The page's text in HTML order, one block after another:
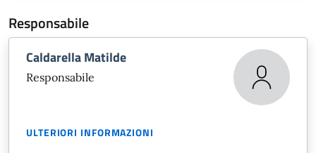
Responsabile
Caldarella Matilde
Responsabile
ULTERIORI INFORMAZIONI